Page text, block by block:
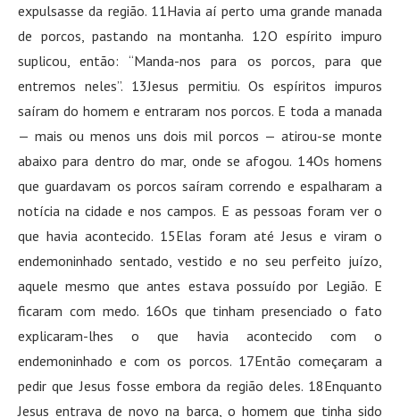
expulsasse da região. 11Havia aí perto uma grande manada
de porcos, pastando na montanha. 12O espírito impuro
suplicou, então: “Manda-nos para os porcos, para que
entremos neles”. 13Jesus permitiu. Os espíritos impuros
saíram do homem e entraram nos porcos. E toda a manada
— mais ou menos uns dois mil porcos — atirou-se monte
abaixo para dentro do mar, onde se afogou. 14Os homens
que guardavam os porcos saíram correndo e espalharam a
notícia na cidade e nos campos. E as pessoas foram ver o
que havia acontecido. 15Elas foram até Jesus e viram o
endemoninhado sentado, vestido e no seu perfeito juízo,
aquele mesmo que antes estava possuído por Legião. E
ficaram com medo. 16Os que tinham presenciado o fato
explicaram-lhes o que havia acontecido com o
endemoninhado e com os porcos. 17Então começaram a
pedir que Jesus fosse embora da região deles. 18Enquanto
Jesus entrava de novo na barca, o homem que tinha sido